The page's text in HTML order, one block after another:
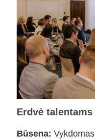
Erdvė talentams
Būsena: Vykdomas